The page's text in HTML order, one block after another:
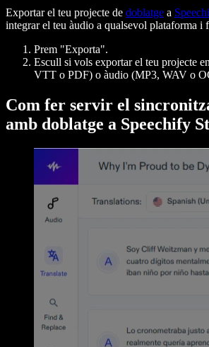
Exportar el teu projecte de doblatge a
integrar el teu àudio a qualsevol plataforma i
Prem "Exporta".
Escull si vols exportar el teu projecte
VTT o PDF) o àudio (MP3, WAV o
Com fer servir el
amb doblatge a Speechify